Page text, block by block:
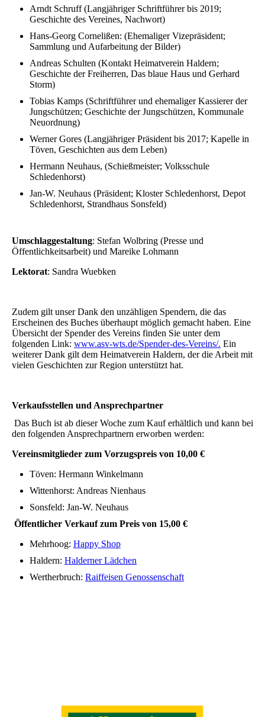
Arndt Schruff (Langjähriger Schriftführer bis 2019;
Geschichte des Vereines, Nachwort)
Hans-Georg Cornelißen: (Ehemaliger Vizepräsident;
Sammlung und Aufarbeitung der Bilder)
Andreas Schulten (Kontakt Heimatverein Haldern;
Geschichte der Freiherren, Das blaue Haus und Gerhard
Storm)
Tobias Kamps (Schriftführer und ehemaliger Kassierer der
Jungschützen; Geschichte der Jungschützen, Kommunale
Neuordnung)
Werner Gores (Langjähriger Präsident bis 2017; Kapelle in
Töven, Geschichten aus dem Leben)
Hermann Neuhaus, (Schießmeister; Volksschule
Schledenhorst)
Jan-W. Neuhaus (Präsident; Kloster Schledenhorst, Depot
Schledenhorst, Strandhaus Sonsfeld)
Umschlaggestaltung: Stefan Wolbring (Presse und
Öffentlichkeitsarbeit) und Mareike Lohmann
Lektorat: Sandra Wuebken
Zudem gilt unser Dank den unzähligen Spendern, die das
Erscheinen des Buches überhaupt möglich gemacht haben. Eine
Übersicht der Spender des Vereins finden Sie unter dem
folgenden Link: www.asv-wts.de/Spender-des-Vereins/. Ein
weiterer Dank gilt dem Heimatverein Haldern, der die Arbeit mit
vielen Geschichten zur Region unterstützt hat.
Verkaufsstellen und Ansprechpartner
Das Buch ist ab dieser Woche zum Kauf erhältlich und kann bei
den folgenden Ansprechpartnern erworben werden:
Vereinsmitglieder zum Vorzugspreis von 10,00 €
Töven: Hermann Winkelmann
Wittenhorst: Andreas Nienhaus
Sonsfeld: Jan-W. Neuhaus
Öffentlicher Verkauf zum Preis von 15,00 €
Mehrhoog: Happy Shop
Haldern: Halderner Lädchen
Wertherbruch: Raiffeisen Genossenschaft